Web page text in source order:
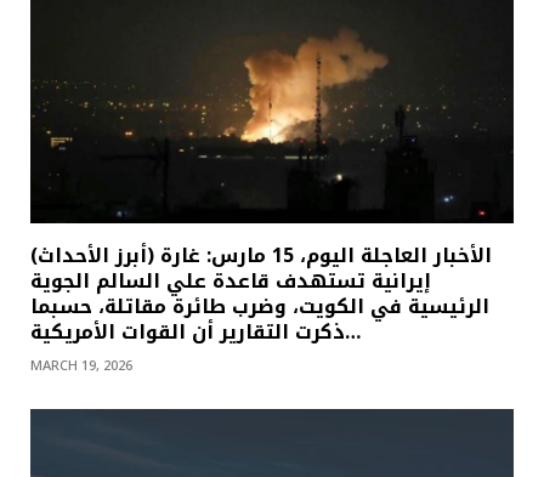
(أبرز الأحداث) الأخبار العاجلة اليوم، 15 مارس: غارة
إيرانية تستهدف قاعدة علي السالم الجوية
الرئيسية في الكويت، وضرب طائرة مقاتلة، حسبما
ذكرت التقارير أن القوات الأمريكية…
MARCH 19, 2026